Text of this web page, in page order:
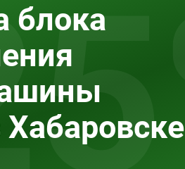
блока
Хабаровске